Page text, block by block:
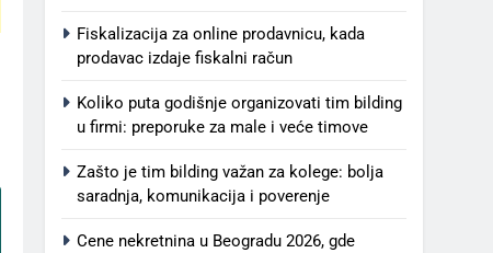
Fiskalizacija za online prodavnicu, kada
prodavac izdaje fiskalni račun
Koliko puta godišnje organizovati tim bilding
u firmi: preporuke za male i veće timove
Zašto je tim bilding važan za kolege: bolja
saradnja, komunikacija i poverenje
Cene nekretnina u Beogradu 2026, gde